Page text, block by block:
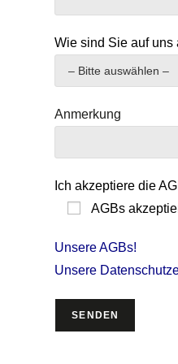
Wie sind Sie auf uns
Anmerkung
Ich akzeptiere die
AGBs
Unsere AGBs!
Unsere